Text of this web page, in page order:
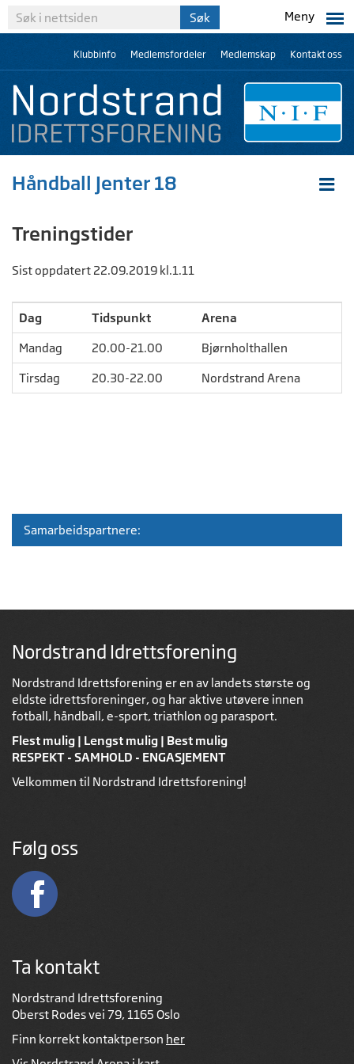
Meny
Klubbinfo Medlemsfordeler Medlemskap Kontakt oss
Håndball Jenter 18
Treningstider
Sist oppdatert 22.09.2019 kl.1.11
Dag Tidspunkt Arena
Mandag 20.00-21.00
Bjørnholthallen
Tirsdag
20.30-22.00 Nordstrand Arena
Samarbeidspartnere:
Nordstrand Idrettsforening
Nordstrand Idrettsforening er en av landets største og
eldste idrettsforeninger, og har aktive utøvere innen
fotball, håndball, e-sport, triathlon og parasport.
Flest mulig | Lengst mulig | Best mulig
RESPEKT - SAMHOLD - ENGASJEMENT
Velkommen til Nordstrand Idrettsforening!
Følg oss
Ta kontakt
Nordstrand Idrettsforening
Oberst Rodes vei 79, 1165 Oslo
Finn korrekt kontaktperson her